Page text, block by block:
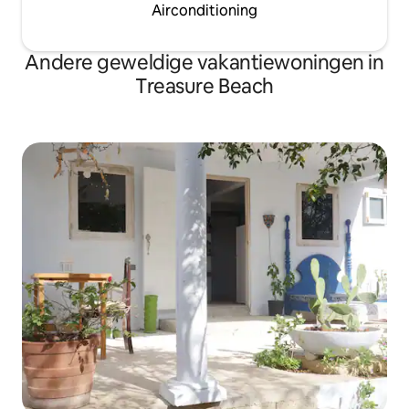
Airconditioning
Andere geweldige vakantiewoningen in
Treasure Beach